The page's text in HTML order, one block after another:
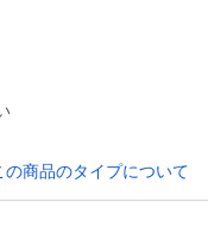
の商品のタイプについて